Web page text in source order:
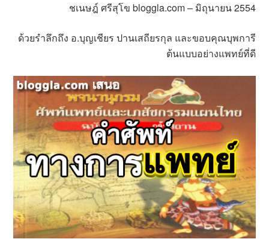
ชเนษฎ์ ศรีสุโข bloggla.com – มิถุนายน 2554
ด้วยรำลึกถึง อ.บุญเชียร ปานเสถียรกุล และขอบคุณบุพการี
ต้นแบบอย่างแพทย์ที่ดี